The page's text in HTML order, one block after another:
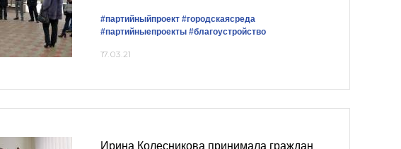
#партийныйпроект #городскаясреда
#партийныепроекты #благоустройство
17.03.21
Ирина Колесникова принимала граждан